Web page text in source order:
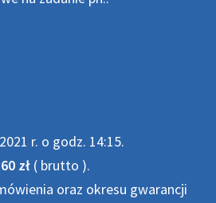
r. o godz. 14:15.
zł( brutto ).
oraz okresu gwarancji